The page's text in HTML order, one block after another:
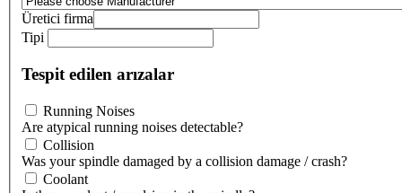
Üretici firma
Tipi
Tespit edilen arızalar
Running Noises
Are atypical running noises detectable?
Collision
Was your spindle damaged by a collision damage / crash?
Coolant